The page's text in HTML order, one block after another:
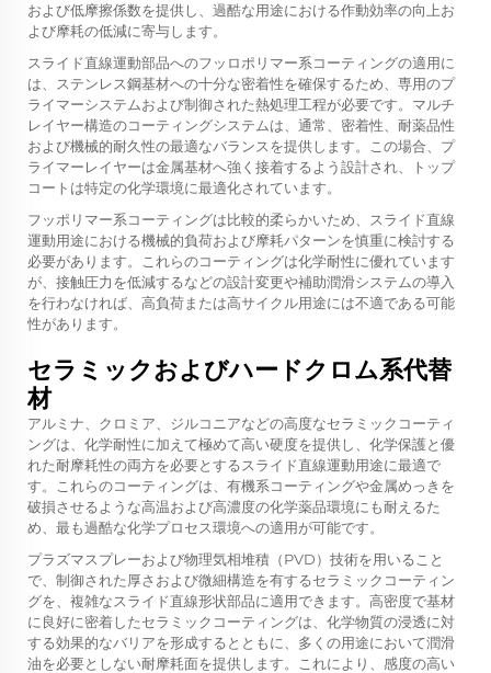
および低摩擦係数を提供し、過酷な用途における作動効率の向上お
よび摩耗の低減に寄与します。
スライド直線運動部品へのフッロポリマー系コーティングの適用に
は、ステンレス鋼基材への十分な密着性を確保するため、専用のプ
ライマーシステムおよび制御された熱処理工程が必要です。マルチ
レイヤー構造のコーティングシステムは、通常、密着性、耐薬品性
および機械的耐久性の最適なバランスを提供します。この場合、プ
ライマーレイヤーは金属基材へ強く接着するよう設計され、トップ
コートは特定の化学環境に最適化されています。
フッポリマー系コーティングは比較的柔らかいため、スライド直線
運動用途における機械的負荷および摩耗パターンを慎重に検討する
必要があります。これらのコーティングは化学耐性に優れています
が、接触圧力を低減するなどの設計変更や補助潤滑システムの導入
を行わなければ、高負荷または高サイクル用途には不適である可能
性があります。
セラミックおよびハードクロム系代替
材
アルミナ、クロミア、ジルコニアなどの高度なセラミックコーティ
ングは、化学耐性に加えて極めて高い硬度を提供し、化学保護と優
れた耐摩耗性の両方を必要とするスライド直線運動用途に最適で
す。これらのコーティングは、有機系コーティングや金属めっきを
破損させるような高温および高濃度の化学薬品環境にも耐えるた
め、最も過酷な化学プロセス環境への適用が可能です。
プラズマスプレーおよび物理気相堆積（PVD）技術を用いること
で、制御された厚さおよび微細構造を有するセラミックコーティン
グを、複雑なスライド直線形状部品に適用できます。高密度で基材
に良好に密着したセラミックコーティングは、化学物質の浸透に対
する効果的なバリアを形成するとともに、多くの用途において潤滑
油を必要としない耐摩耗面を提供します。これにより、感度の高い